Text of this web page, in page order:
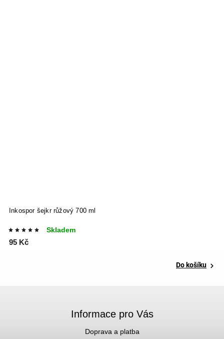
Inkospor šejkr růžový 700 ml
Skladem
95 Kč
Do košíku
Informace pro Vás
Doprava a platba